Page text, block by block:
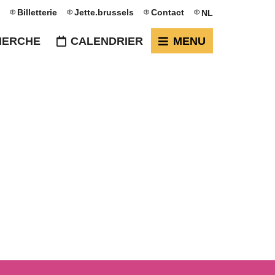
Billetterie Jette.brussels Contact NL
CALENDRIER MENU